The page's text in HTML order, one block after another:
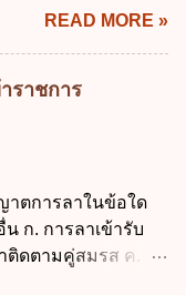
บุคคลหรือนิติบุคคล
เกี่ยวกับการเก็บ
อมูลส่วนบุคคล" คือ
จ้าหน้าที่ตามพระ
ส่วนบุคคล พ.ศ.
. รัฐมนตรีว่าการ
ราชการเพื่อรองจ่าย
จากต่างประเทศ ค.
การเงินการคลังตาม
กงบประมาณได้ ข้อ
ดยอาศัยกฎหมาย
ติวิธีการงบ
ระราชบัญญัติวินัย
READ MORE »
ราชการ
ตการลาในข้อใด
ก. การลาเข้ารับ
ติดตามคู่สมรส ค.